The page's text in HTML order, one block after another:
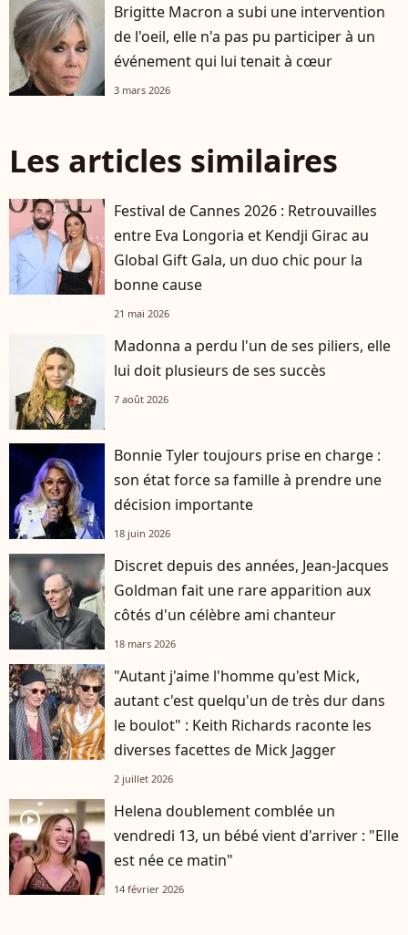
Brigitte Macron a subi une intervention
de l'oeil, elle n'a pas pu participer à un
événement qui lui tenait à cœur
3 mars 2026
Les articles similaires
Festival de Cannes 2026 : Retrouvailles
entre Eva Longoria et Kendji Girac au
Global Gift Gala, un duo chic pour la
bonne cause
21 mai 2026
Madonna a perdu l'un de ses piliers, elle
lui doit plusieurs de ses succès
7 août 2026
Bonnie Tyler toujours prise en charge :
son état force sa famille à prendre une
décision importante
18 juin 2026
Discret depuis des années, Jean-Jacques
Goldman fait une rare apparition aux
côtés d'un célèbre ami chanteur
18 mars 2026
"Autant j'aime l'homme qu'est Mick,
autant c'est quelqu'un de très dur dans
le boulot" : Keith Richards raconte les
diverses facettes de Mick Jagger
2 juillet 2026
player2
Helena doublement comblée un
vendredi 13, un bébé vient d'arriver : "Elle
est née ce matin"
14 février 2026